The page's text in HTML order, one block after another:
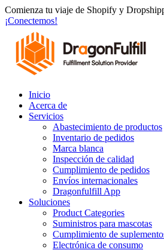
Ir
al
contenido
Comienza tu viaje de Shopify y
¡Conectemos!
Inicio
Acerca de
Servicios
Abastecimiento de productos
Inventario de pedidos
Marca blanca
Inspección de calidad
Cumplimiento de pedidos
Envíos internacionales
Dragonfulfill App
Soluciones
Product Categories
Suministros para mascotas
Cumplimiento de
Electrónica de consumo